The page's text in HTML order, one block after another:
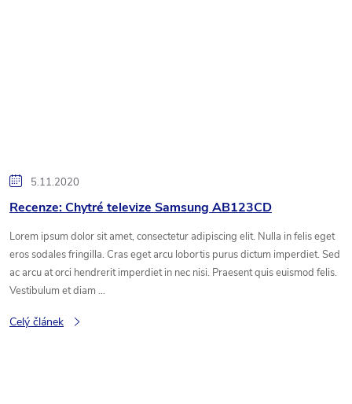
5.11.2020
Recenze: Chytré televize Samsung AB123CD
Lorem ipsum dolor sit amet, consectetur adipiscing elit. Nulla in felis eget
eros sodales fringilla. Cras eget arcu lobortis purus dictum imperdiet. Sed
ac arcu at orci hendrerit imperdiet in nec nisi. Praesent quis euismod felis.
Vestibulum et diam ...
Celý článek